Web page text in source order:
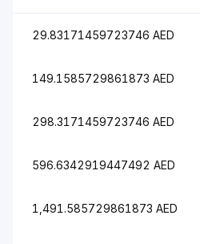
29.83171459723746 AED
149.1585729861873 AED
298.3171459723746 AED
596.6342919447492 AED
1,491.585729861873 AED